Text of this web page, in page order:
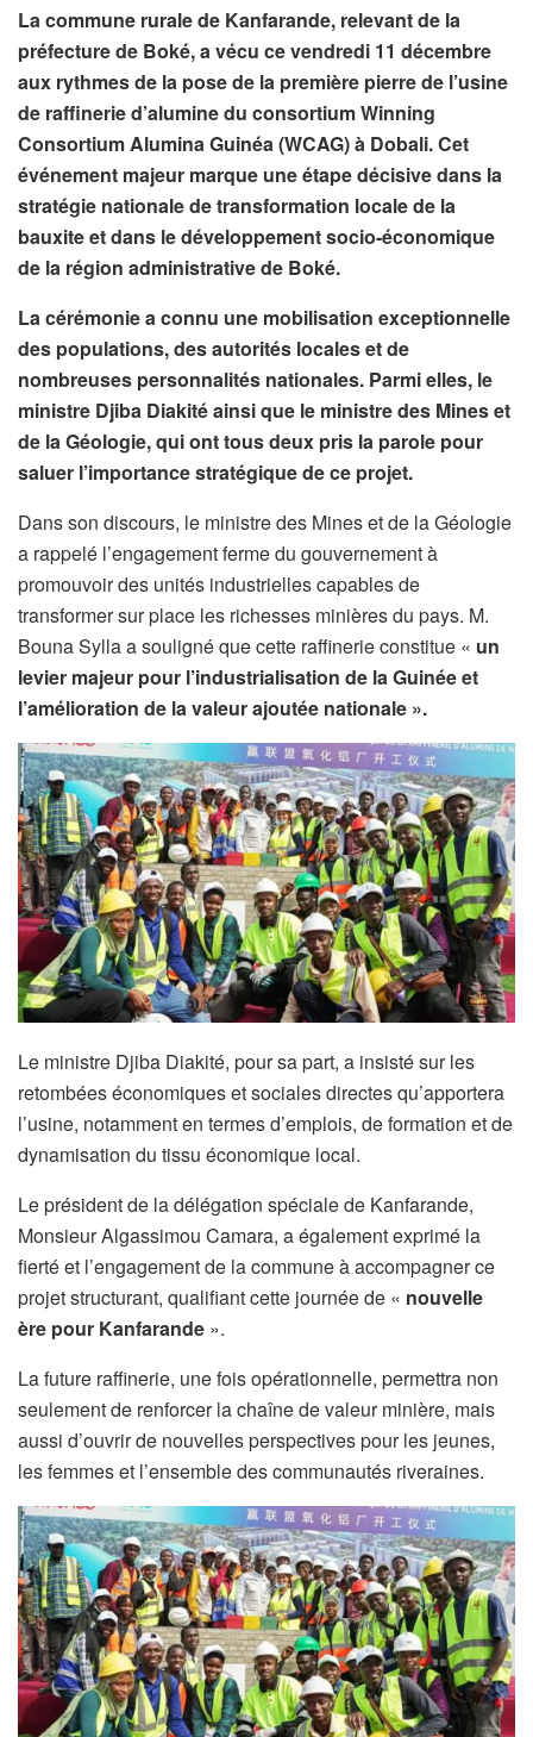
La commune rurale de Kanfarande, relevant de la
préfecture de Boké, a vécu ce vendredi 11 décembre
aux rythmes de la pose de la première pierre de l’usine
de raffinerie d’alumine du consortium Winning
Consortium Alumina Guinéa (WCAG) à Dobali. Cet
événement majeur marque une étape décisive dans la
stratégie nationale de transformation locale de la
bauxite et dans le développement socio-économique
de la région administrative de Boké.
La cérémonie a connu une mobilisation exceptionnelle
des populations, des autorités locales et de
nombreuses personnalités nationales. Parmi elles, le
ministre Djiba Diakité ainsi que le ministre des Mines et
de la Géologie, qui ont tous deux pris la parole pour
saluer l’importance stratégique de ce projet.
Dans son discours, le ministre des Mines et de la Géologie
a rappelé l’engagement ferme du gouvernement à
promouvoir des unités industrielles capables de
transformer sur place les richesses minières du pays. M.
Bouna Sylla a souligné que cette raffinerie constitue « un
levier majeur pour l’industrialisation de la Guinée et
l’amélioration de la valeur ajoutée nationale ».
Le ministre Djiba Diakité, pour sa part, a insisté sur les
retombées économiques et sociales directes qu’apportera
l’usine, notamment en termes d’emplois, de formation et de
dynamisation du tissu économique local.
Le président de la délégation spéciale de Kanfarande,
Monsieur Algassimou Camara, a également exprimé la
fierté et l’engagement de la commune à accompagner ce
projet structurant, qualifiant cette journée de « nouvelle
ère pour Kanfarande ».
La future raffinerie, une fois opérationnelle, permettra non
seulement de renforcer la chaîne de valeur minière, mais
aussi d’ouvrir de nouvelles perspectives pour les jeunes,
les femmes et l’ensemble des communautés riveraines.